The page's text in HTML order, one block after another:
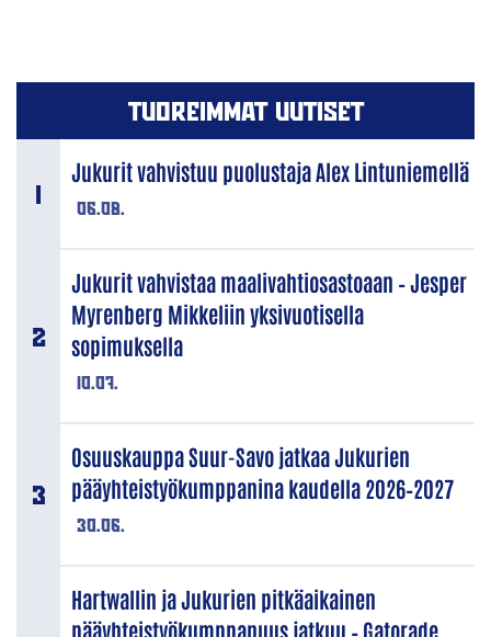
TUOREIMMAT UUTISET
06.08.
Jukurit vahvistuu puolustaja Alex Lintuniemellä
10.07.
Jukurit vahvistaa maalivahtiosastoaan – Jesper
Myrenberg Mikkeliin yksivuotisella
sopimuksella
30.06.
Osuuskauppa Suur-Savo jatkaa Jukurien
pääyhteistyökumppanina kaudella 2026–2027
Hartwallin ja Jukurien pitkäaikainen
pääyhteistyökumppanuus jatkuu – Gatorade